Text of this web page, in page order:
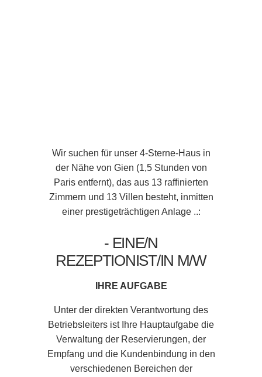
Wir suchen für unser 4-Sterne-Haus in
der Nähe von Gien (1,5 Stunden von
Paris entfernt), das aus 13 raffinierten
Zimmern und 13 Villen besteht, inmitten
einer prestigeträchtigen Anlage ..:
- EINE/N
REZEPTIONIST/IN M/W
IHRE AUFGABE
Unter der direkten Verantwortung des
Betriebsleiters ist Ihre Hauptaufgabe die
Verwaltung der Reservierungen, der
Empfang und die Kundenbindung in den
verschiedenen Bereichen der